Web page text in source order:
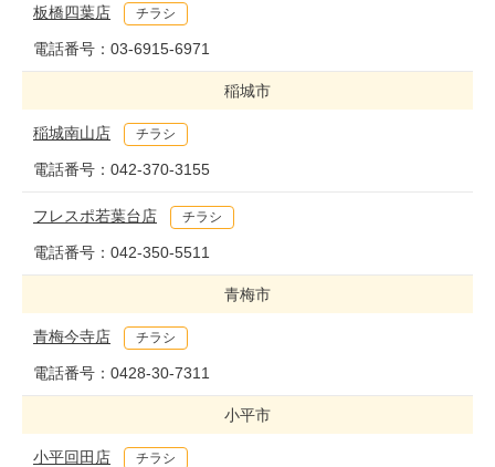
板橋四葉店 チラシ
電話番号： 03-6915-6971
稲城市
稲城南山店 チラシ
電話番号： 042-370-3155
フレスポ若葉台店 チラシ
電話番号： 042-350-5511
青梅市
青梅今寺店 チラシ
電話番号： 0428-30-7311
小平市
小平回田店 チラシ